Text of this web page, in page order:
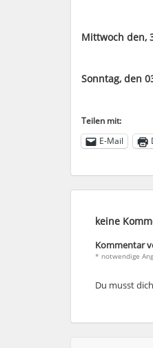
Mittwoch den,
Sonntag, den
13.00
Teilen mit:
E-Mail
keine
Kommentar
* notwendige
Du musst